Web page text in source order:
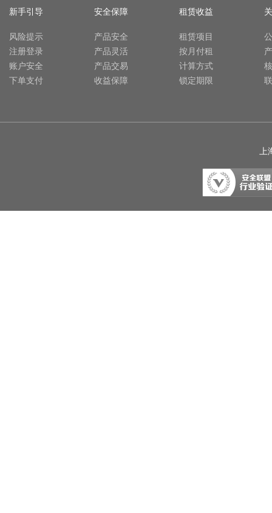
新手引导
风险提示
注册登录
账户安全
下单支付
安全保障
产品安全
产品灵活
产品交易
收益保障
租赁收益
租赁项目
按月付租
计算方式
锁定期限